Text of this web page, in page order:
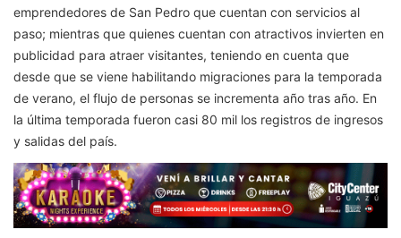
emprendedores de San Pedro que cuentan con servicios al
paso; mientras que quienes cuentan con atractivos invierten en
publicidad para atraer visitantes, teniendo en cuenta que
desde que se viene habilitando migraciones para la temporada
de verano, el flujo de personas se incrementa año tras año. En
la última temporada fueron casi 80 mil los registros de ingresos
y salidas del país.